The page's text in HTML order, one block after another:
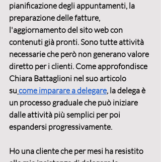
pianificazione degli appuntamenti, la
preparazione delle fatture,
l'aggiornamento del sito web con
contenuti già pronti. Sono tutte attività
necessarie che però non generano valore
diretto per i clienti. Come approfondisce
Chiara Battaglioni nel suo articolo
su come imparare a delegare, la delega è
un processo graduale che può iniziare
dalle attività più semplici per poi
espandersi progressivamente.
Ho una cliente che per mesi ha resistito